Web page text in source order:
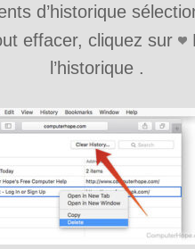
d’historique
effacer, cliquez sur
l’historique .